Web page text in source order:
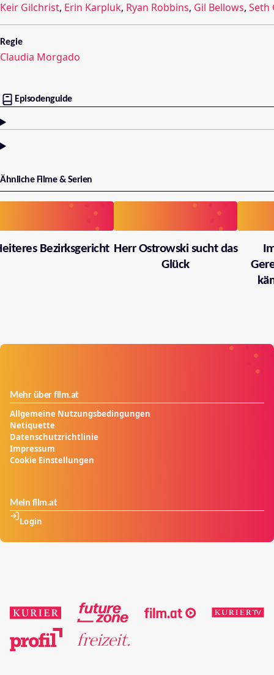
Keir Gilchrist, Erin Karpluk, Ryan Robbins, Gil Bellows, Seth
Regie
Claudia Morgado
Episodenguide
Ähnliche Filme & Serien
Bezirksgericht Herr Ostrowski sucht das
Glück
Mehr über film.at
Allgemeine Nutzungsbedingungen
Netiquette
Datenschutzrichtlinie
Impressum
Cookie Einstellungen
Mein film.at
Login